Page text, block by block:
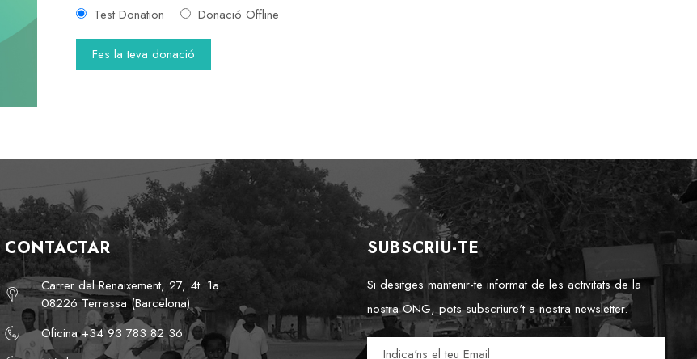
Test Donation Donació Offline
CONTACTAR
Carrer del Renaixement, 27, 4t. 1a.
08226 Terrassa (Barcelona)
Oficina +34 93 783 82 36
SUBSCRIU-TE
Si desitges mantenir-te informat de les activitats de la
nostra ONG, pots subscriure't a nostra newsletter.